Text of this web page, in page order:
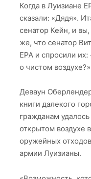
Когда в Луизиане
сказали: «Дядя».
сенатор Кейн, и
же, что сенатор
EPA и спросили
о чистом
Деваун
книги далекого
гражданам
открытом воздухе
оружейных
армии Луизианы.